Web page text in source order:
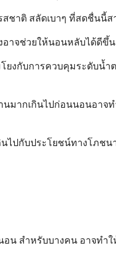
ชาติ สลัดเบาๆ ที่สดชื่นนี้
าจช่วยให้นอนหลับได้ดีขึ้
ยงกับการควบคุมระดับ
มากเกินไปก่อนนอนอาจ
ปกับประโยชน์ทางโภช
สำหรับบางคน อาจทำใ